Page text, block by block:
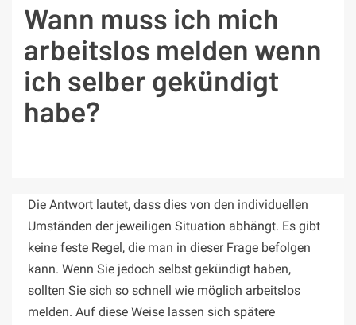
Wann muss ich mich
arbeitslos melden wenn
ich selber gekündigt
habe?
Die Antwort lautet, dass dies von den individuellen
Umständen der jeweiligen Situation abhängt. Es gibt
keine feste Regel, die man in dieser Frage befolgen
kann. Wenn Sie jedoch selbst gekündigt haben,
sollten Sie sich so schnell wie möglich arbeitslos
melden. Auf diese Weise lassen sich spätere